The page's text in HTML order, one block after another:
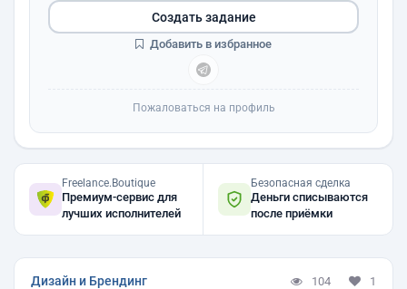
Создать задание
Добавить в избранное
Пожаловаться на профиль
Freelance.Boutique
Премиум-сервис для
лучших исполнителей
Безопасная сделка
Деньги списываются
после приёмки
Дизайн и Брендинг 104 1